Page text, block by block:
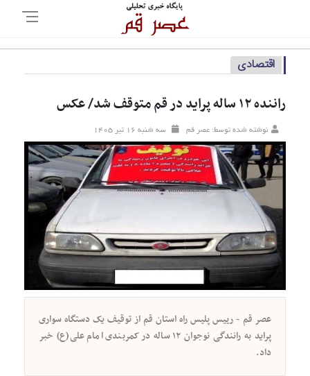
اقتصادی
راننده ۱۲ ساله پراید در قم متوقف شد/ عکس
نوشته شده توسط: عصر قم سه شنبه ۱۶ تير ۱۴۰۵
عصر قم - رییس پلیس راه استان قم از توقیف یک دستگاه سواری
پراید به رانندگی نوجوان ۱۲ ساله در کمربندی امام علی(ع) خبر
داد.